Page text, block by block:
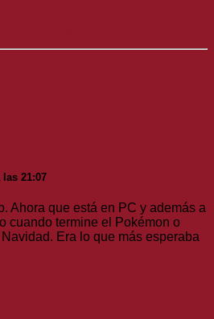
las 21:07
Ahora que está en PC y además a
cuando termine el Pokémon o
Era lo que más esperaba